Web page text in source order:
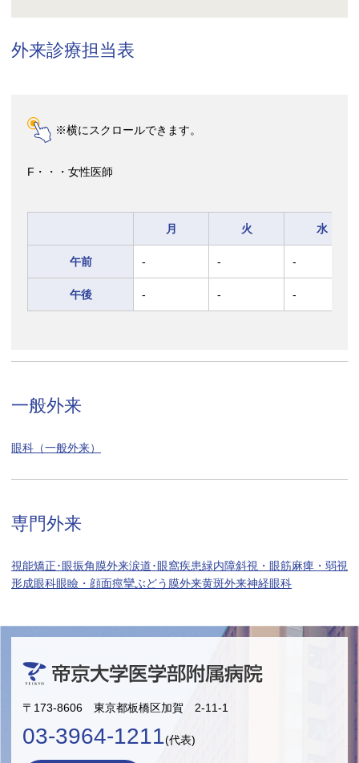
外来診療担当表
※横にスクロールできます。
F・・・女性医師
月 火 水
午前 - - -
午後 - - -
一般外来
眼科（一般外来）
専門外来
視能矯正･眼振角膜外来涙道･眼窩疾患緑内障斜視・眼筋麻痺・弱視
形成眼科眼瞼・顔面痙攣ぶどう膜外来黄斑外来神経眼科
〒173-8606 東京都板橋区加賀 2-11-1
03-3964-1211(代表)